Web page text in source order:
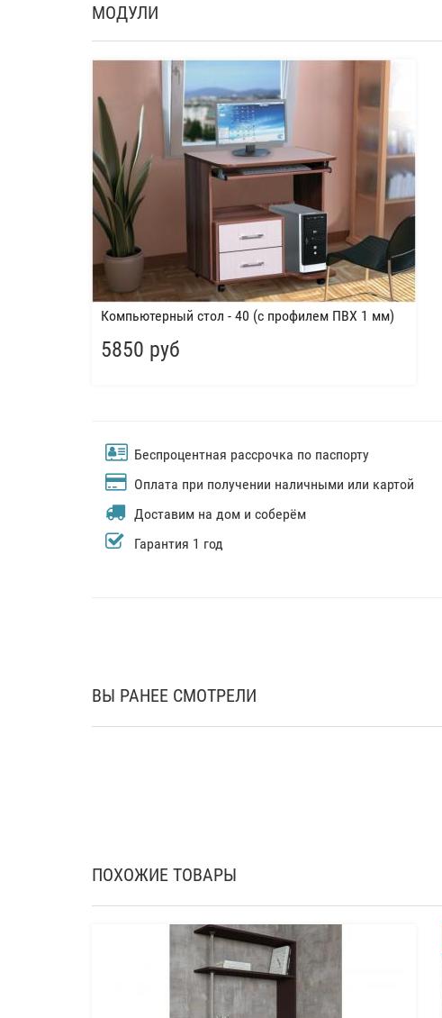
МОДУЛИ
Компьютерный стол - 40 (с профилем ПВХ 1 мм)
5850 руб
Беспроцентная рассрочка по паспорту
Оплата при получении наличными или картой
Доставим на дом и соберём
Гарантия 1 год
ВЫ РАНЕЕ СМОТРЕЛИ
ПОХОЖИЕ ТОВАРЫ